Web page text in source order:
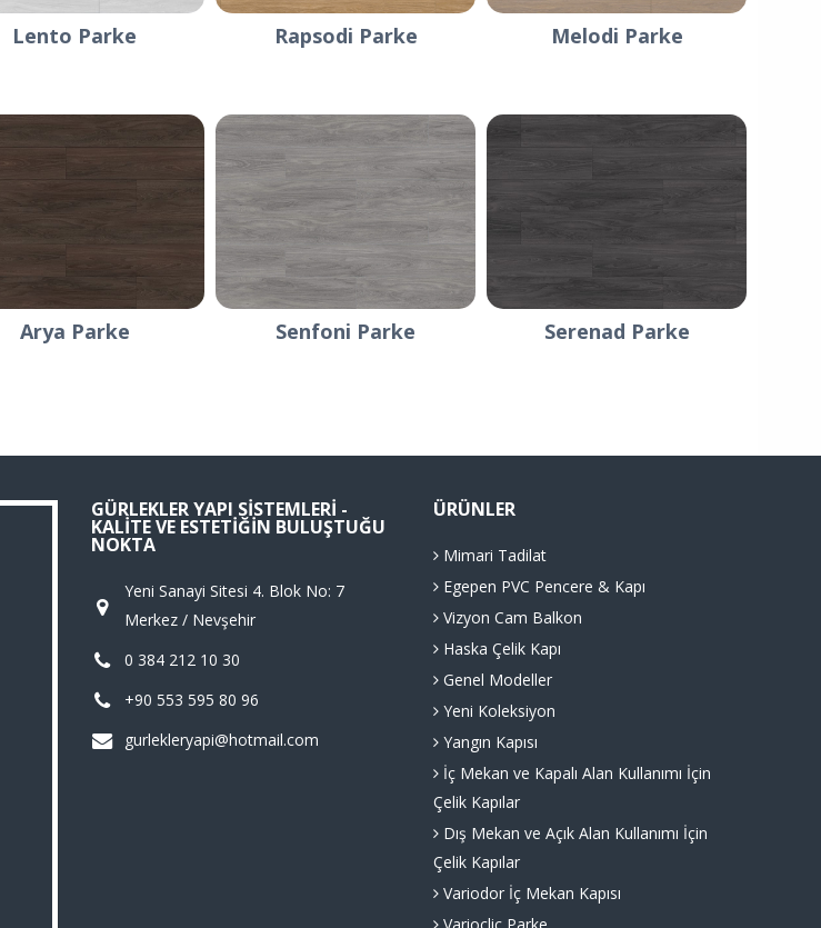
Lento Parke Rapsodi Parke Melodi Parke
Arya Parke Senfoni Parke Serenad Parke
GÜRLEKLER YAPI SISTEMLERI -
KALITE VE ESTETIĞIN BULUŞTUĞU
NOKTA
Yeni Sanayi Sitesi 4. Blok No: 7
Merkez / Nevşehir
0 384 212 10 30
+90 553 595 80 96
gurlekleryapi@hotmail.com
ÜRÜNLER
Mimari Tadilat
Egepen PVC Pencere & Kapı
Vizyon Cam Balkon
Haska Çelik Kapı
Genel Modeller
Yeni Koleksiyon
Yangın Kapısı
İç Mekan ve Kapalı Alan Kullanımı İçin
Çelik Kapılar
Dış Mekan ve Açık Alan Kullanımı İçin
Çelik Kapılar
Variodor İç Mekan Kapısı